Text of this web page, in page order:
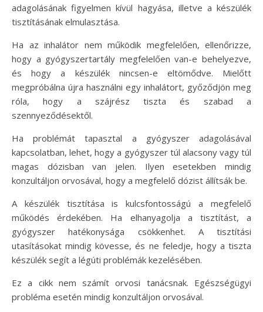
adagolásának figyelmen kívül hagyása, illetve a készülék
tisztításának elmulasztása.
Ha az inhalátor nem működik megfelelően, ellenőrizze,
hogy a gyógyszertartály megfelelően van-e behelyezve,
és hogy a készülék nincsen-e eltömődve. Mielőtt
megpróbálna újra használni egy inhalátort, győződjön meg
róla, hogy a szájrész tiszta és szabad a
szennyeződésektől.
Ha problémát tapasztal a gyógyszer adagolásával
kapcsolatban, lehet, hogy a gyógyszer túl alacsony vagy túl
magas dózisban van jelen. Ilyen esetekben mindig
konzultáljon orvosával, hogy a megfelelő dózist állítsák be.
A készülék tisztítása is kulcsfontosságú a megfelelő
működés érdekében. Ha elhanyagolja a tisztítást, a
gyógyszer hatékonysága csökkenhet. A tisztítási
utasításokat mindig kövesse, és ne feledje, hogy a tiszta
készülék segít a légúti problémák kezelésében.
Ez a cikk nem számít orvosi tanácsnak. Egészségügyi
probléma esetén mindig konzultáljon orvosával.